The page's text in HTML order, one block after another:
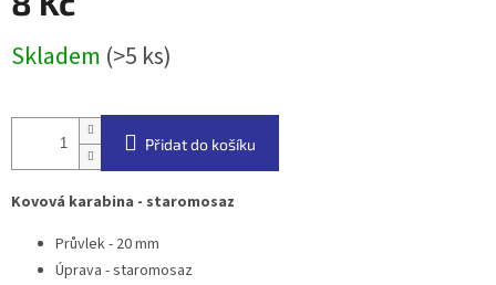
cena:
Skladem (>5 ks)
Přidat do košíku
Kovová karabina - staromosaz
Průvlek - 20 mm
Úprava - staromosaz